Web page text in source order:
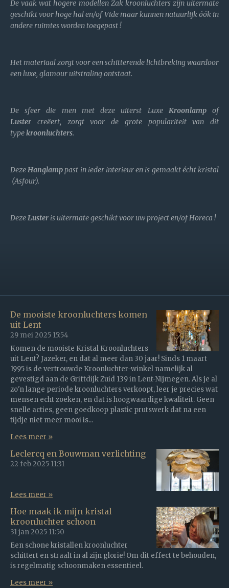
De vaak wat hogere modellen Zak kroonluchters zijn uitermate
geschikt voor hoge hal en/of Vide maar kunnen natuurlijk óók in
andere ruimtes worden toegepast !
Het materiaal zorgt voor een schitterende lichtbreking waardoor
een luxe, glamour uitstraling ontstaat.
De sfeer die men met deze uiterst Luxe Kroonlampof
Luster creëert, zorgt voor de grote populariteit van dit
typekroonluchters.
DezeHanglamppast in ieder interieur en is gemaakt écht kristal
(Asfour).
DezeLuster is uitermate geschikt voor uw project en/of Horeca !
De mooiste kroonluchters komen
uit Lent
29 mei 2025 15:54
Komen de mooiste Kristal Kroonluchters
uit Lent? Jazeker, en dat al meer dan 30 jaar! Sinds 1 maart
1995 is de vertrouwde Kroonluchter-winkel namelijk al
gevestigd aan de Griftdijk Zuid 139 in Lent-Nijmegen. Als je al
zo'n lange periode kroonluchters verkoopt, leer je precies wat
mensen echt zoeken, en dat is hoogwaardige kwaliteit. Geen
snelle acties, geen goedkoop plastic prutswerk dat na een
tijdje niet meer mooi is...
Lees meer »
Leclercq en Bouwman verlichting
22 feb 2025 11:31
Lees meer »
Hoe maak ik mijn kristal
kroonluchter schoon
31 jan 2025 11:50
Een schone kristallen kroonluchter
schittert en straalt in al zijn glorie! Om dit effect te behouden,
is regelmatig schoonmaken essentieel.
Lees meer »